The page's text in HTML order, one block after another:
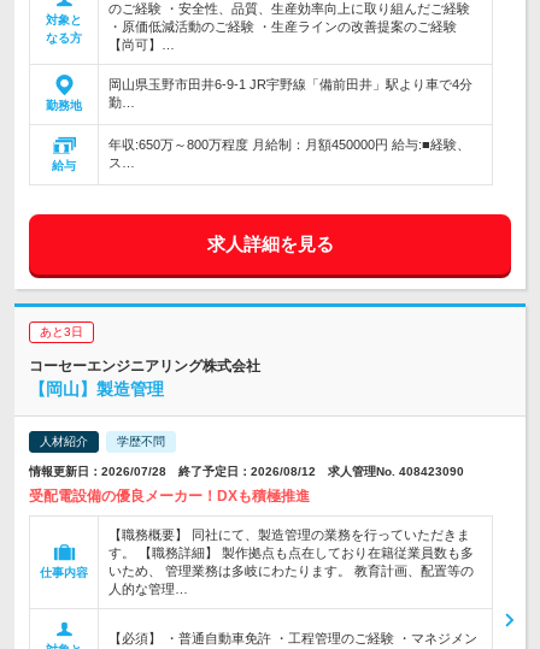
対象と
なる方
のご経験 ・安全性、品質、生産効率向上に取り組んだご経験
・原価低減活動のご経験 ・生産ラインの改善提案のご経験
【尚可】…
勤務地
岡山県玉野市田井6-9-1 JR宇野線「備前田井」駅より車で4分
勤…
給与
年収:650万～800万程度 月給制：月額450000円 給与:■経験、
ス…
求人詳細を見る
あと3日
コーセーエンジニアリング株式会社
【岡山】製造管理
人材紹介 学歴不問
情報更新日：2026/07/28 終了予定日：2026/08/12 求人管理No. 408423090
受配電設備の優良メーカー！DXも積極推進
仕事内容
【職務概要】 同社にて、製造管理の業務を行っていただきま
す。 【職務詳細】 製作拠点も点在しており在籍従業員数も多
いため、 管理業務は多岐にわたります。 教育計画、配置等の
人的な管理…
【必須】 ・普通自動車免許 ・工程管理のご経験 ・マネジメン